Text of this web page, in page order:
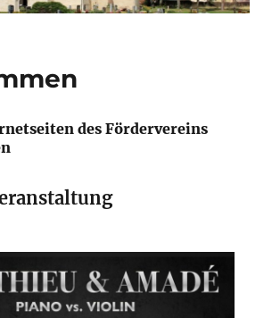
des Fördervereins